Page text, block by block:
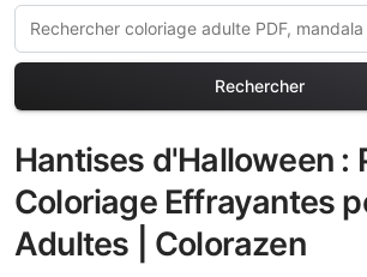
Rechercher
Hantises d'Halloween :
Coloriage Effrayantes
Adultes | Colorazen